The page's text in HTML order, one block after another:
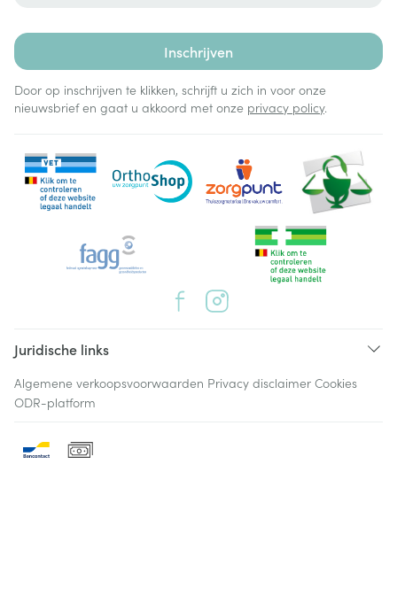
Inschrijven
Door op inschrijven te klikken, schrijft u zich in voor onze
nieuwsbrief en gaat u akkoord met onze privacy policy.
Juridische links
Algemene verkoopsvoorwaarden Privacy disclaimer Cookies
ODR-platform